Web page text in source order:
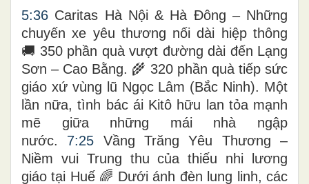
5:36 Caritas Hà Nội & Hà Đông – Những
chuyến xe yêu thương nối dài hiệp thông
🚚 350 phần quà vượt đường dài đến Lạng
Sơn – Cao Bằng. 🌾 320 phần quà tiếp sức
giáo xứ vùng lũ Ngọc Lâm (Bắc Ninh). Một
lần nữa, tình bác ái Kitô hữu lan tỏa mạnh
mẽ giữa những mái nhà ngập
nước. 7:25 Vầng Trăng Yêu Thương –
Niềm vui Trung thu của thiếu nhi lương
giáo tại Huế 🌈 Dưới ánh đèn lung linh, các